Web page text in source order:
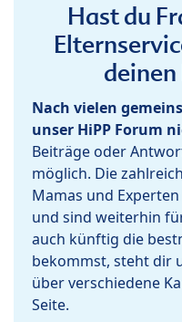
Hast du
Nach vielen
unser HiPP Forum
Beiträge oder
möglich. Die
Mamas und
und sind weiterhin
auch künftig die
bekommst, steht dir
über verschiedene
Seite.